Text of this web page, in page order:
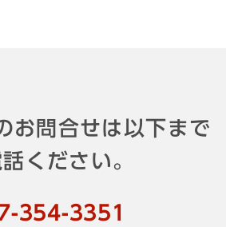
お問合せは以下まで
ください。
354-3351